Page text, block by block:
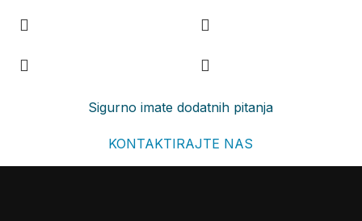
Sigurno imate dodatnih pitanja
KONTAKTIRAJTE NAS